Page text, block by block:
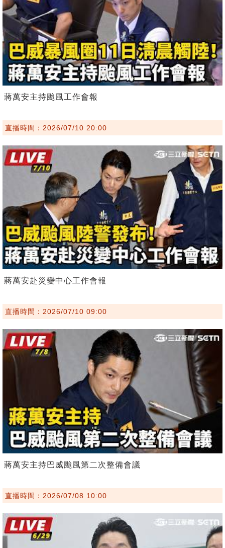
蔣萬安主持颱風工作會報
直播時間：2026/07/10 20:00
蔣萬安赴災變中心工作會報
直播時間：2026/07/10 09:00
蔣萬安主持巴威颱風第二次整備會議
直播時間：2026/07/08 10:00